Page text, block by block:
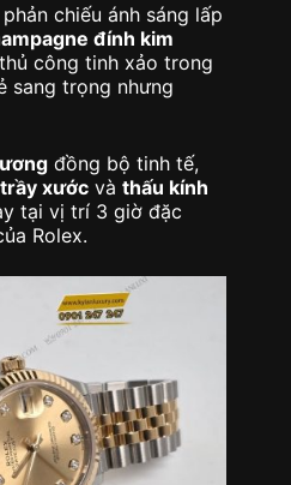
phản chiếu ánh sáng lấp
đính kim
công tinh xảo trong
sang trọng nhưng
đồng bộ tinh tế,
xước và thấu kính
tại vị trí 3 giờ đặc
Rolex.